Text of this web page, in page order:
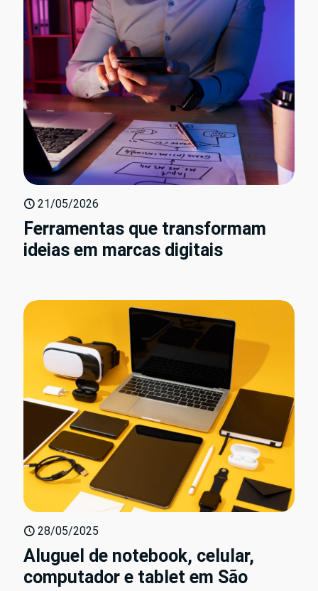
21/05/2026
Ferramentas que transformam
ideias em marcas digitais
28/05/2025
Aluguel de notebook, celular,
computador e tablet em São